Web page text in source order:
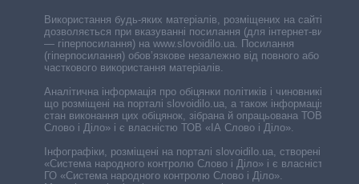
Використання будь-яких матеріалів, розміщених на сайті,
дозволяється при вказуванні посилання (для інтернет-видань
— гіперпосилання) на www.slovoidilo.ua. Посилання
(гіперпосилання) обов’язкове незалежно від повного або
часткового використання матеріалів.
Аналітична інформація про обіцянки політиків і чиновників,
що розміщені на порталі slovoidilo.ua, а також інформація про
стан виконання цих обіцянок, зібрана й опрацьована ТОВ «ІА
Слово і Діло» і є власністю ТОВ «ІА Слово і Діло».
Інфографіки, розміщені на порталі slovoidilo.ua, створені ГО
«Система народного контролю Слово і Діло» і є власністю
ГО «Система народного контролю Слово і Діло».